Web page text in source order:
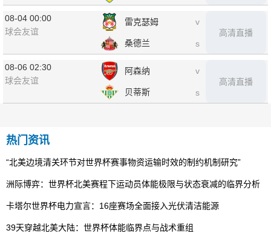
08-04 00:00
球会友谊
雷克瑟姆
桑德兰
v
s
高清直播
08-06 02:30
球会友谊
阿森纳
贝蒂斯
v
s
高清直播
热门资讯
“北美边境清关环节对世界杯赛事物资运输时效的制约机制研究”
洲际博弈：世界杯北美赛程下运动员体能极限与状态衰减的临界分析
卡塔尔世界杯电力宣言：16座赛场全面接入光伏清洁能源
39天穿越北美大陆：世界杯体能临界点与战术重组